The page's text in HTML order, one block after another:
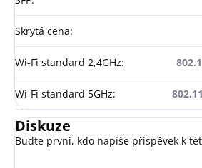
Skrytá cena:
Wi-Fi standard 2,4GHz:
Wi-Fi standard 5GHz:
Diskuze
Buďte první, kdo napíše příspěvek k